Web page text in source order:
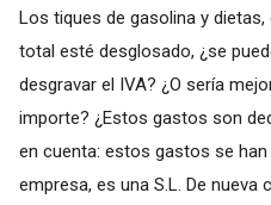
Los tiques de gasolina y
total esté desglosado, ¿se
desgravar el IVA? ¿O sería
importe? ¿Estos gastos son
en cuenta: estos gastos se
empresa, es una S.L. De